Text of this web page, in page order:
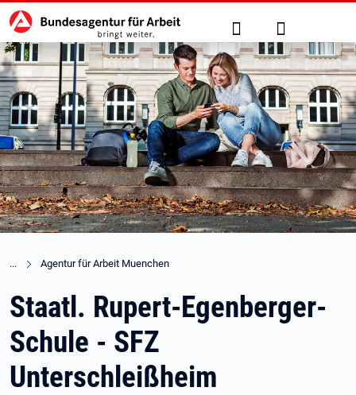
zu den Hauptinhalten springen
Hauptnavigation Suche Anmelden
Agentur für Arbeit Muenchen
Staatl. Rupert-Egenberger-
Schule - SFZ
Unterschleißheim